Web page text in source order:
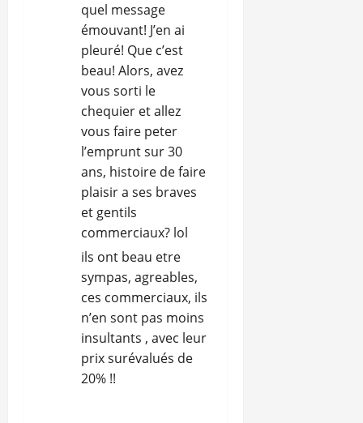
quel message
émouvant! J’en ai
pleuré! Que c’est
beau! Alors, avez
vous sorti le
chequier et allez
vous faire peter
l’emprunt sur 30
ans, histoire de faire
plaisir a ses braves
et gentils
commerciaux? lol
ils ont beau etre
sympas, agreables,
ces commerciaux, ils
n’en sont pas moins
insultants , avec leur
prix surévalués de
20% !!